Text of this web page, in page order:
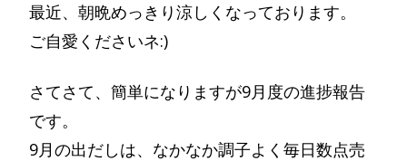
最近、朝晩めっきり涼しくなっております。
ご自愛くださいネ:)
さてさて、簡単になりますが9月度の進捗報告
です。
9月の出だしは、なかなか調子よく毎日数点売